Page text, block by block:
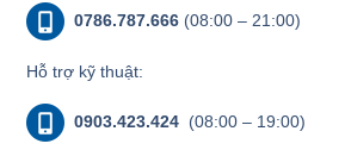
0786.787.666 (08:00 – 21:00)
Hỗ trợ kỹ thuật:
0903.423.424 (08:00 – 19:00)